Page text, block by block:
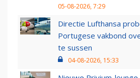
05-08-2026, 7:29
Directie Lufthansa
Portugese vakbond
te sussen
04-08-2026, 15:33